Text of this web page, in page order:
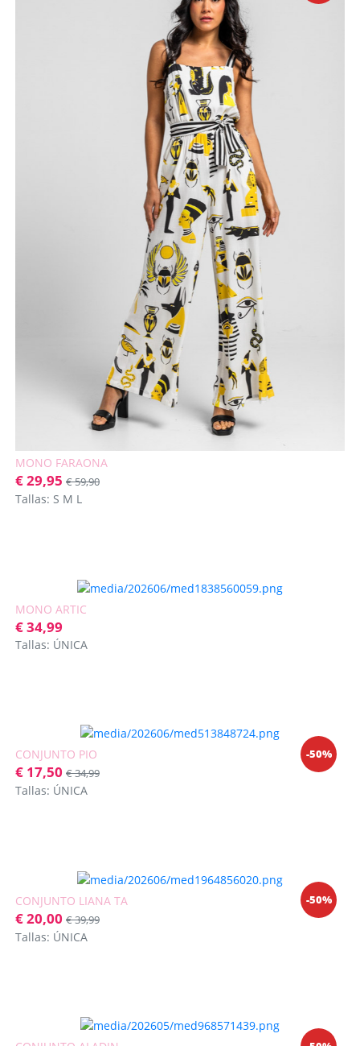
MONO FARAONA
€ 29,95 € 59,90
Tallas: S M L
MONO ARTIC
€ 34,99
Tallas: ÚNICA
-50%
CONJUNTO PIO
€ 17,50 € 34,99
Tallas: ÚNICA
-50%
CONJUNTO LIANA TA
€ 20,00 € 39,99
Tallas: ÚNICA